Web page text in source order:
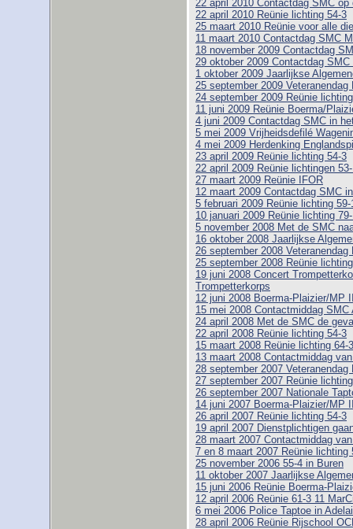
22 april 2010 Contactdag SMC
22 april 2010 Reünie lichting 54-3
25 maart 2010 Reünie voor alle
11 maart 2010 Contactdag SMC
18 november 2009 Contactdag
29 oktober 2009 Contactdag
1 oktober 2009 Jaarlijkse
25 september 2009
24 september 2009 Reünie
11 juni 2009 Reünie Boerma/
4 juni 2009 Contactdag SMC in
5 mei 2009 Vrijheidsdefilé
4 mei 2009 Herdenking
23 april 2009 Reünie lichting 54-3
22 april 2009 Reünie lichtingen
27 maart 2009 Reünie IFOR
12 maart 2009 Contactdag SMC
5 februari 2009 Reünie lichting
10 januari 2009 Reünie lichting
5 november 2008 Met de SMC
16 oktober 2008 Jaarlijkse
26 september 2008
25 september 2008 Reünie
19 juni 2008 Concert
Trompetterkorps
12 juni 2008 Boerma-Plaizier/MP
15 mei 2008 Contactmiddag
24 april 2008 Met de SMC de
22 april 2008 Reünie lichting 54-3
15 maart 2008 Reünie lichting 64-3
13 maart 2008 Contactmiddag
28 september 2007
27 september 2007 Reünie
26 september 2007 Nationale
14 juni 2007 Boerma-Plaizier/MP
26 april 2007 Reünie lichting 54-3
19 april 2007 Dienstplichtigen
28 maart 2007 Contactmiddag
7 en 8 maart 2007 Reünie lichting
25 november 2006 55-4 in Buren
11 oktober 2007 Jaarlijkse
15 juni 2006 Reünie Boerma-
12 april 2006 Reünie 61-3 11
6 mei 2006 Police Taptoe in
28 april 2006 Reünie Rijschool